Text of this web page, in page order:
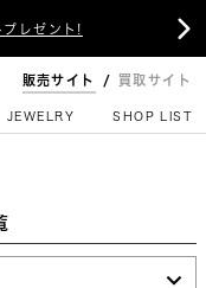
レゼント! 
販売サイト 買取サイト
JEWELRY SHOP LIST